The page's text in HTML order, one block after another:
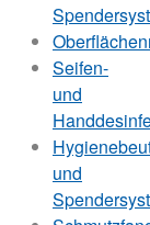
Seifen-
und
und